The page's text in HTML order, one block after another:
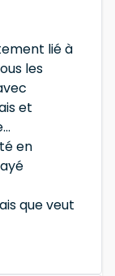
lié à
les
et
en
que veut